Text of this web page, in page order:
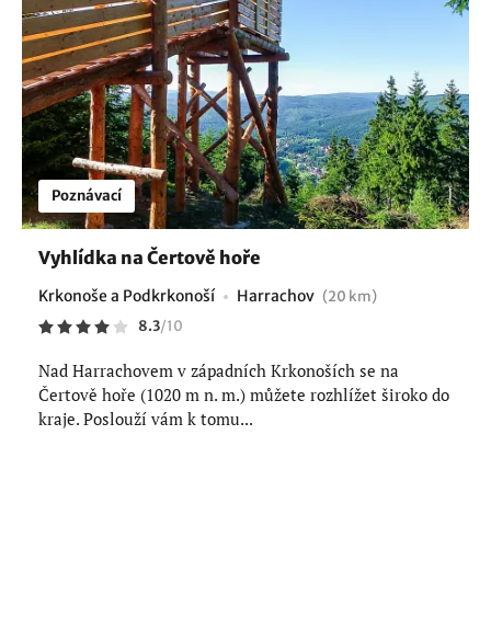
Poznávací
Vyhlídka na Čertově hoře
Krkonoše a Podkrkonoší Harrachov (20 km)
8.3/10
Nad Harrachovem v západních Krkonoších se na
Čertově hoře (1020 m n. m.) můžete rozhlížet široko do
kraje. Poslouží vám k tomu...